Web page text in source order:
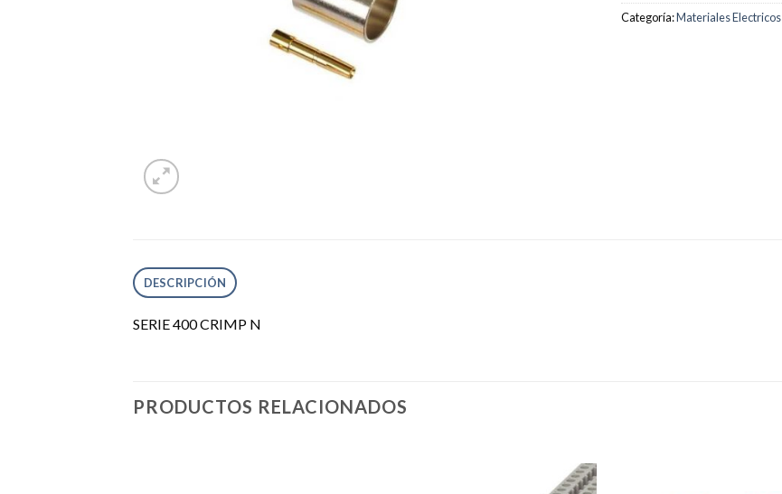
Categoría:Materiales Electricos
DESCRIPCIÓN
SERIE 400 CRIMP N
PRODUCTOS RELACIONADOS